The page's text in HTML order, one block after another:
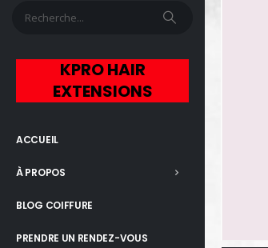
KPRO HAIR
EXTENSIONS
ACCUEIL
À PROPOS
BLOG COIFFURE
PRENDRE UN RENDEZ-VOUS